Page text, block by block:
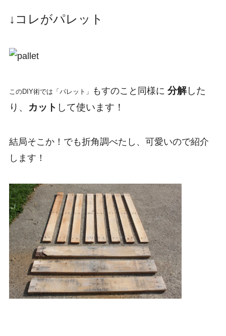
↓コレがパレット
このDIY術では「パレット」 もすのこと同様に 分解した
り、 カット して使います！
結局そこか！でも折角調べたし、可愛いので紹介
します！